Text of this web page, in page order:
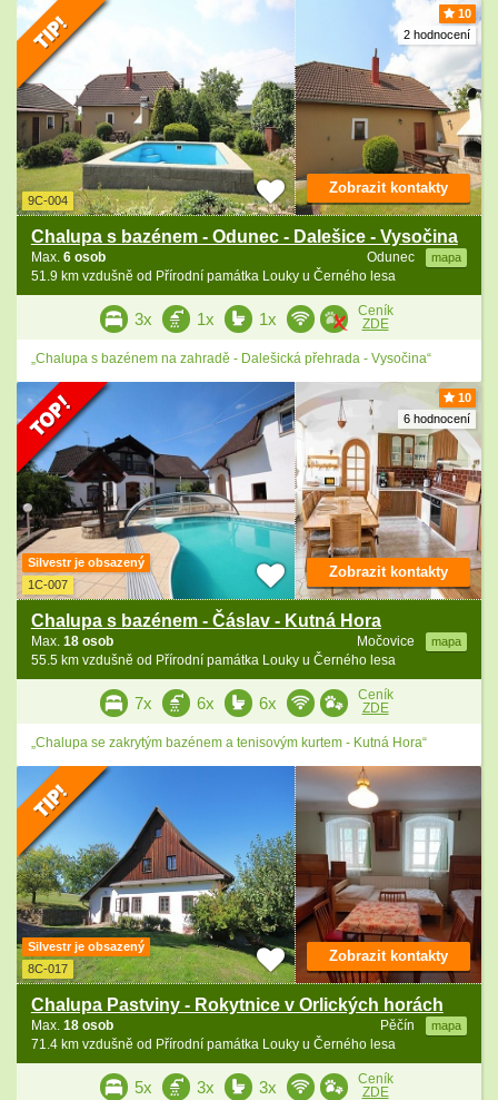
10
2 hodnocení
9C-004
Chalupa s bazénem - Odunec - Dalešice - Vysočina
Odunec mapa
Max. 6 osob
51.9 km vzdušně od Přírodní památka Louky u Černého lesa
Zobrazit kontakty
3x 1x 1x
Ceník
ZDE
„Chalupa s bazénem na zahradě - Dalešická přehrada - Vysočina“
10
6 hodnocení
Silvestr je obsazený
1C-007
Chalupa s bazénem - Čáslav - Kutná Hora
Močovice mapa
Max. 18 osob
55.5 km vzdušně od Přírodní památka Louky u Černého lesa
Zobrazit kontakty
7x 6x 6x
Ceník
ZDE
„Chalupa se zakrytým bazénem a tenisovým kurtem - Kutná Hora“
Silvestr je obsazený
8C-017
Chalupa Pastviny - Rokytnice v Orlických horách
Pěčín mapa
Max. 18 osob
71.4 km vzdušně od Přírodní památka Louky u Černého lesa
Zobrazit kontakty
5x 3x 3x
Ceník
ZDE